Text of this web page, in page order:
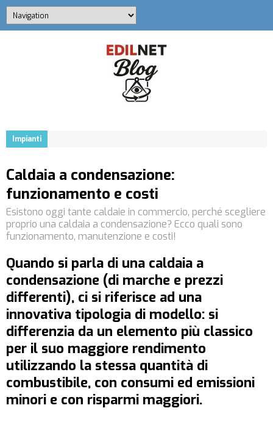
Impianti
Caldaia a condensazione:
funzionamento e costi
Esistono oggi tante caldaie in commercio, perché scegliere
proprio una caldaia a condensazione? Ecco quali sono
funzionamento, manutenzione e costi!
Quando si parla di una caldaia a
condensazione (di marche e prezzi
differenti), ci si riferisce ad una
innovativa tipologia di modello: si
differenzia da un elemento più classico
per il suo maggiore rendimento
utilizzando la stessa quantità di
combustibile, con consumi ed emissioni
minori e con risparmi maggiori.